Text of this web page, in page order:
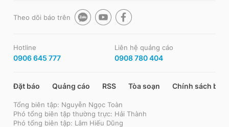
Theo dõi báo trên
Hotline
0906 645 777
Liên hệ quảng cáo
0908 780 404
Đặt báo Quảng cáo RSS Tòa soạn Chính sách bảo
Tổng biên tập: Nguyễn Ngọc Toàn
Phó tổng biên tập thường trực: Hải Thành
Phó tổng biên tập: Lâm Hiếu Dũng